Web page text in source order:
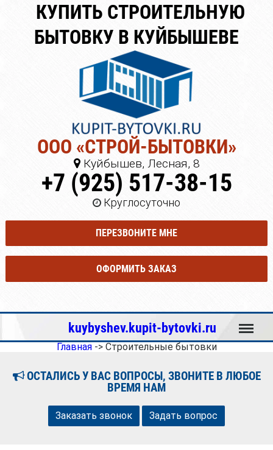
КУПИТЬ СТРОИТЕЛЬНУЮ
БЫТОВКУ В КУЙБЫШЕВЕ
ООО «СТРОЙ-БЫТОВКИ»
Куйбышев, Лесная, 8
+7 (925) 517-38-15
Круглосуточно
ПЕРЕЗВОНИТЕ МНЕ
ОФОРМИТЬ ЗАКАЗ
kuybyshev.kupit-bytovki.ru Меню
Главная-> Строительные бытовки
ОСТАЛИСЬ У ВАС ВОПРОСЫ, ЗВОНИТЕ В ЛЮБОЕ
ВРЕМЯ НАМ
Заказать звонок Задать вопрос